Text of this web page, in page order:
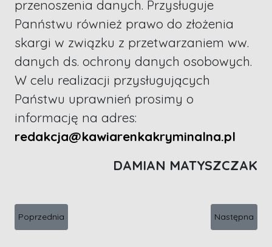
przenoszenia danych. Przysługuje
Panństwu również prawo do złożenia
skargi w związku z przetwarzaniem ww.
danych ds. ochrony danych osobowych.
W celu realizacji przysługujących
Państwu uprawnień prosimy o
informację na adres:
redakcja@kawiarenkakryminalna.pl
DAMIAN MATYSZCZAK
Poprzednia strona: Zgarnij Honoratę!
Poprzednia Następna
Następna